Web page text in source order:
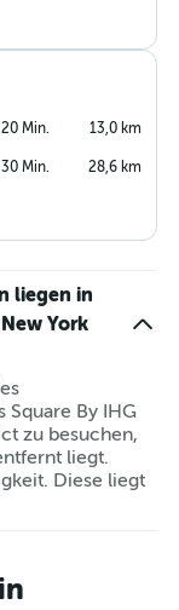
Min. 13,0 km
Min. 28,6 km
liegen in
York
By IHG
zu besuchen,
liegt.
Diese liegt